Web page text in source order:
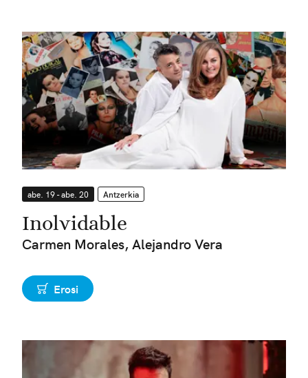
abe. 19 - abe. 20 Antzerkia
Inolvidable
Carmen Morales, Alejandro Vera
Erosi